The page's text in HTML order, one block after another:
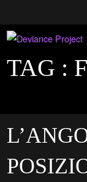
TAG :